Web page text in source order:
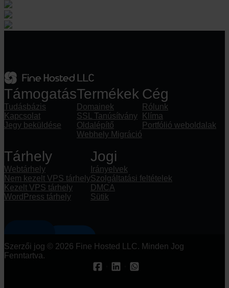
Támogatás
Tudásbázis
Kapcsolat
Jegy beküldése
Termékek
Domainek
SSL Tanúsítvány
Oldalépítő
Webhely Migráció
Cég
Rólunk
Klíma
Portfólió weboldalak
Tárhely
Webtárhely
Nem kezelt VPS tárhely
Kezelt VPS tárhely
WordPress tárhely
Jogi
Irányelvek
Szolgáltatási feltételek
DMCA
Sütik
Szerzői jog © 2026 Fine Hosted LLC. Minden Jog
Fenntartva.